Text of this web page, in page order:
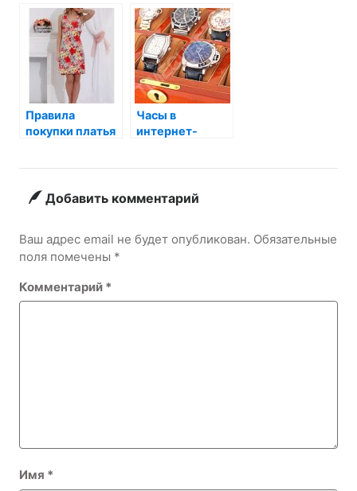
магазине?
больших
размеров?
Правила
покупки платья
Часы в
интернет-
Добавить комментарий
Ваш адрес email не будет опубликован. Обязательные
поля помечены *
Комментарий *
Имя *